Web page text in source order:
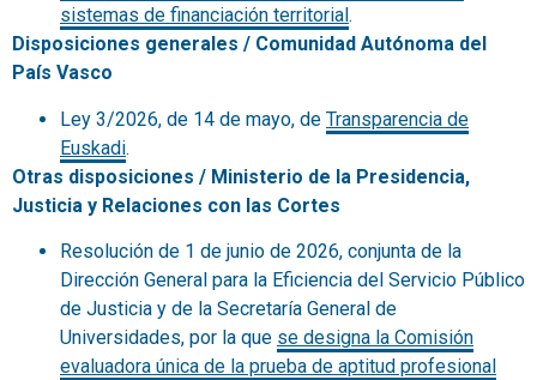
sistemas de financiación territorial .
Disposiciones generales / Comunidad Autónoma del
País Vasco
Ley 3/2026, de 14 de mayo, de Transparencia de
Euskadi.
Otras disposiciones / Ministerio de la Presidencia,
Justicia y Relaciones con las Cortes
Resolución de 1 de junio de 2026, conjunta de la
Dirección General para la Eficiencia del Servicio Público
de Justicia y de la Secretaría General de
Universidades, por la que se designa la Comisión
evaluadora única de la prueba de aptitud profesional